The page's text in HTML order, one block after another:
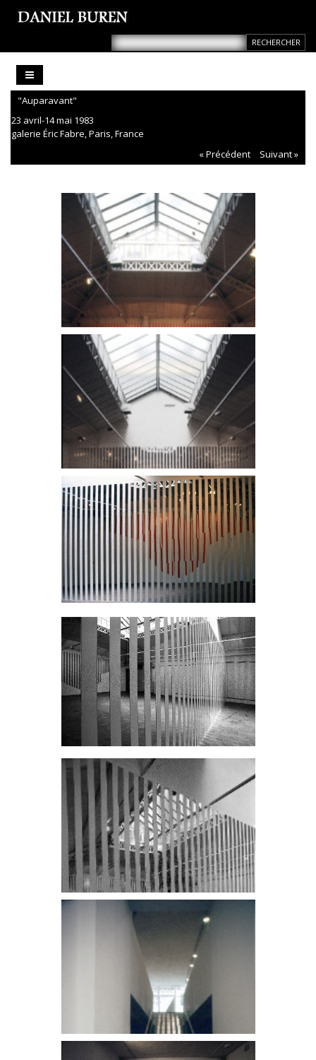
"Auparavant"
23 avril-14 mai 1983
galerie Éric Fabre, Paris, France
« Précédent
Suivant »